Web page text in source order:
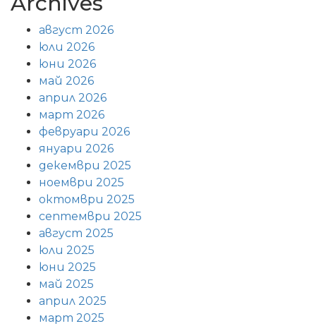
август 2026
юли 2026
юни 2026
май 2026
април 2026
март 2026
февруари 2026
януари 2026
декември 2025
ноември 2025
октомври 2025
септември 2025
август 2025
юли 2025
юни 2025
май 2025
април 2025
март 2025